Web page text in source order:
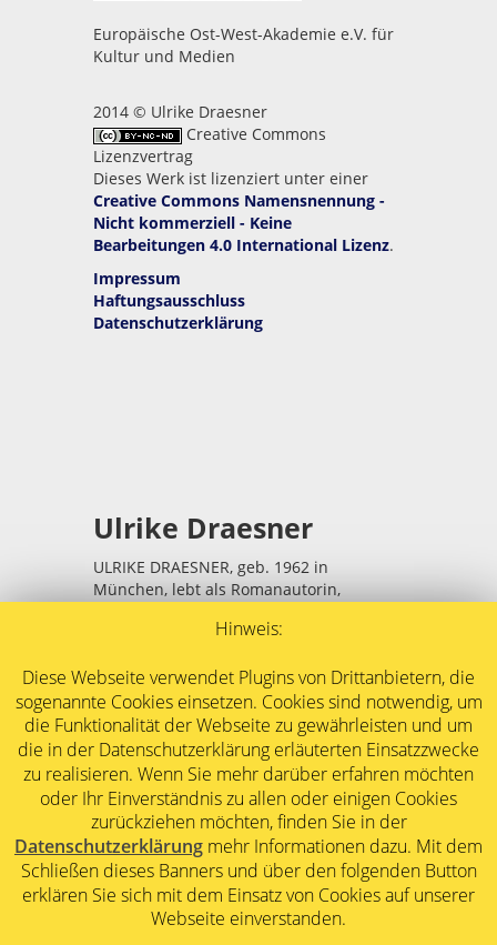
Europäische Ost-West-Akademie e.V. für
Kultur und Medien
2014 © Ulrike Draesner
Creative Commons
Lizenzvertrag
Dieses Werk ist lizenziert unter einer
Creative Commons Namensnennung -
Nicht kommerziell - Keine
Bearbeitungen 4.0 International Lizenz.
Impressum
Haftungsausschluss
Datenschutzerklärung
Ulrike Draesner
ULRIKE DRAESNER, geb. 1962 in
München, lebt als Romanautorin,
Gedichte, erschien 1995. Es folgten
Romane, Erzählungen, Gedichtbände und
Essays.
Draesner stammt aus einer schlesisch-
bayrischen Familie. Ihre Kindheit war von
der gemischten Herkunft ihrer Eltern
bestimmt: Katholizismus und
Protestantismus, Bürgertum und
Bäuerliches, verschiedene Dialekte und
Traditionen überkreuzten sich. Im
Außenraum spielte die
Fluchtgeschichte der Vaterfamilie keine
Hinweis:
Diese Webseite verwendet Plugins von Drittanbietern, die
sogenannte Cookies einsetzen. Cookies sind notwendig, um
die Funktionalität der Webseite zu gewährleisten und um
die in der Datenschutzerklärung erläuterten Einsatzzwecke
zu realisieren. Wenn Sie mehr darüber erfahren möchten
oder Ihr Einverständnis zu allen oder einigen Cookies
zurückziehen möchten, finden Sie in der
Datenschutzerklärung mehr Informationen dazu. Mit dem
Schließen dieses Banners und über den folgenden Button
erklären Sie sich mit dem Einsatz von Cookies auf unserer
Webseite einverstanden.